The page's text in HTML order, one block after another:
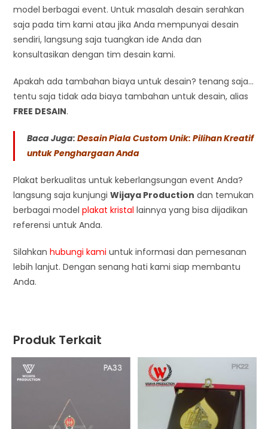
model berbagai event. Untuk masalah desain serahkan
saja pada tim kami atau jika Anda mempunyai desain
sendiri, langsung saja tuangkan ide Anda dan
konsultasikan dengan tim desain kami.
Apakah ada tambahan biaya untuk desain? tenang saja…
tentu saja tidak ada biaya tambahan untuk desain, alias
FREE DESAIN.
Baca Juga:Desain Piala Custom Unik: Pilihan Kreatif
untuk Penghargaan Anda
Plakat berkualitas untuk keberlangsungan event Anda?
langsung saja kunjungiWijaya Production dan temukan
berbagai modelplakat kristal lainnya yang bisa dijadikan
referensi untuk Anda.
Silahkanhubungi kami untuk informasi dan pemesanan
lebih lanjut. Dengan senang hati kami siap membantu
Anda.
Produk Terkait